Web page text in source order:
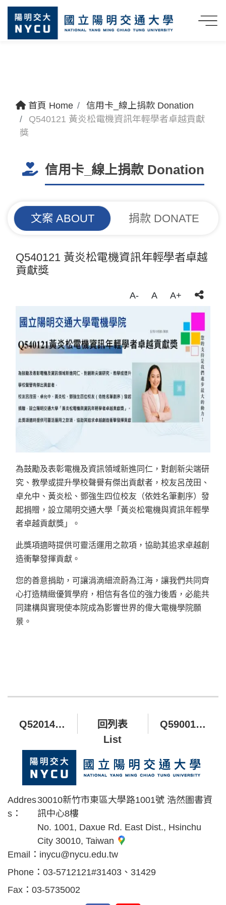
首頁 Home
信用卡_線上捐款 Donation
Q540121 黃炎松電機資訊年輕學者卓越貢獻
獎
信用卡_線上捐款 Donation
文案 ABOUT 捐款 DONATE
Q540121 黃炎松電機資訊年輕學者卓越
貢獻獎
A- A A+
為鼓勵及表彰電機及資訊領域新進同仁，對創新尖端研
究、教學或提升學校聲譽有傑出貢獻者，校友呂茂田、
卓允中、黃炎松、鄧強生四位校友（依姓名筆劃序）發
起捐贈，設立陽明交通大學「黃炎松電機與資訊年輕學
者卓越貢獻獎」。
此獎項適時提供可靈活運用之款項，協助其追求卓越創
造衝擊發揮貢獻。
您的善意捐助，可讓涓滴細流蔚為江海， 讓我們共同齊
心打造精緻優質學府， 相信有各位的強力後盾， 必能共
同建構與實現使本院成為影響世界的偉大電機學院願
景。
Q520148 陽明交大電機學院勤英講座
回列表
List
Q590017 電機學院校友聯合辦公室
Addres
s：
30010新竹市東區大學路1001號 浩然圖書資
訊中心8樓
No. 1001, Daxue Rd. East Dist., Hsinchu
City 30010, Taiwan
Email： inycu@nycu.edu.tw
Phone： 03-5712121#31403、31429
Fax： 03-5735002